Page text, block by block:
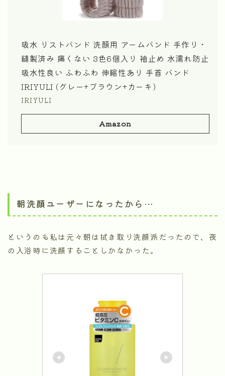
吸水 リストバンド 洗顔用 アームバンド 手作り・
縫製済み 痛くない 3色6個入り 袖止め 水濡れ防止
吸水性良い ふわふわ 伸縮性あり 手首 バンド
IRIYULI (グレー+ブラウン+カーキ)
IRIYULI
Amazon
朝洗顔ユーザーになったから…
というのも私は元々朝は拭き取り洗顔派だったので、夜
の入浴時に洗顔することしかなかった。